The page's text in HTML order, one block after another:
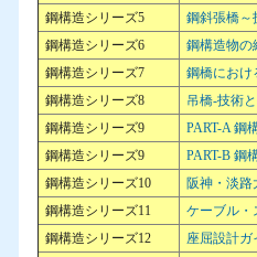
鋼構造シリーズ5
鋼斜張橋～
鋼構造シリーズ6
鋼構造物の
鋼構造シリーズ7
鋼橋におけ
鋼構造シリーズ8
吊橋-技術
鋼構造シリーズ9
PART-A 鋼
鋼構造シリーズ9
PART-B 鋼
鋼構造シリーズ10
阪神・淡
鋼構造シリーズ11
ケーブル・
鋼構造シリーズ12
座屈設計